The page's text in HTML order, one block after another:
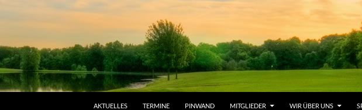
AKTUELLES TERMINE PINWAND MITGLIEDER WIR ÜBER UNS